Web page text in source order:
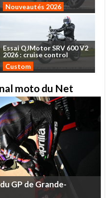
Nouveautés 2026
EssaiQJMotorSRV 600V2
2026 : cruise control
Custom
moto du Net
duGPdeGrande-